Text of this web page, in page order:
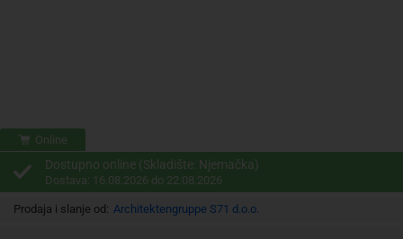
Online
Dostupno online (Skladište: Njemačka)
Dostava: 16.08.2026 do 22.08.2026
Prodaja i slanje od: Architektengruppe S71 d.o.o.